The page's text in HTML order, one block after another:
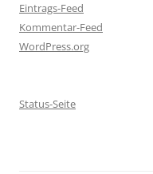
Eintrags-Feed
Kommentar-Feed
WordPress.org
Status-Seite